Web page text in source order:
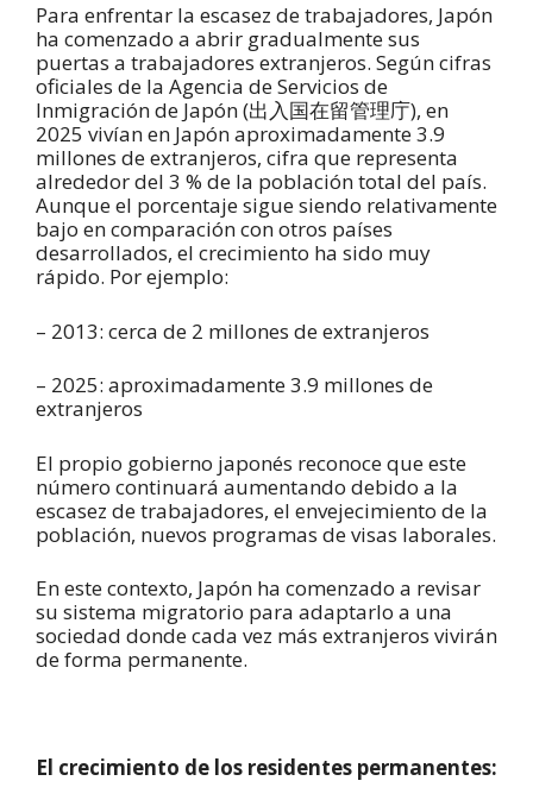
Para enfrentar la escasez de trabajadores, Japón
ha comenzado a abrir gradualmente sus
puertas a trabajadores extranjeros. Según cifras
oficiales de la Agencia de Servicios de
Inmigración de Japón (出入国在留管理庁), en
2025 vivían en Japón aproximadamente 3.9
millones de extranjeros, cifra que representa
alrededor del 3 % de la población total del país.
Aunque el porcentaje sigue siendo relativamente
bajo en comparación con otros países
desarrollados, el crecimiento ha sido muy
rápido. Por ejemplo:
– 2013: cerca de 2 millones de extranjeros
– 2025: aproximadamente 3.9 millones de
extranjeros
El propio gobierno japonés reconoce que este
número continuará aumentando debido a la
escasez de trabajadores, el envejecimiento de la
población, nuevos programas de visas laborales.
En este contexto, Japón ha comenzado a revisar
su sistema migratorio para adaptarlo a una
sociedad donde cada vez más extranjeros vivirán
de forma permanente.
El crecimiento de los residentes permanentes: